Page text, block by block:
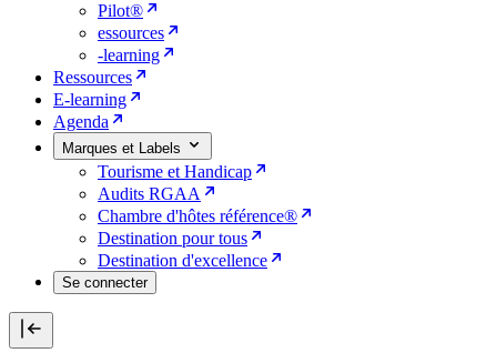
Pilot®
essources
-learning
Ressources
E-learning
Agenda
Marques et Labels
Tourisme et Handicap
Audits RGAA
Chambre d'hôtes référence®
Destination pour tous
Destination d'excellence
Se connecter